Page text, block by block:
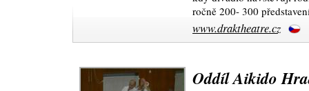
ročně 200- 300
www.draktheatre.cz
Oddíl Aikido